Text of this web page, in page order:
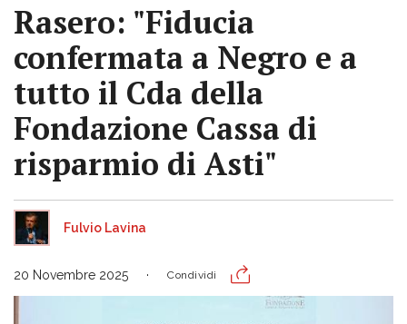
Rasero: "Fiducia
confermata a Negro e a
tutto il Cda della
Fondazione Cassa di
risparmio di Asti"
Fulvio Lavina
20 Novembre 2025 Condividi